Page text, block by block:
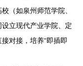
（如泉州师范学院、
立现代产业学院、定
对接，培养“即插即